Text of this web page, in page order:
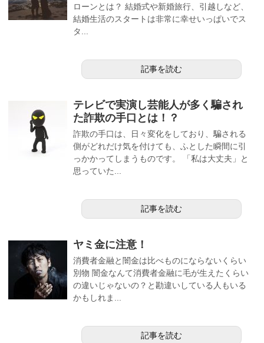
ローンとは？ 結婚式や新婚旅行、引越しなど、
結婚生活のスタートは非常に幸せいっぱいでス
タ...
記事を読む
テレビで実演し芸能人が多く騙され
た詐欺の手口とは！？
詐欺の手口は、日々変化をしており、騙される
側がどれだけ気を付けても、ふとした瞬間に引
っかかってしまうものです。 「私は大丈夫」と
思っていた...
記事を読む
ヤミ金に注意！
消費者金融と闇金は比べものにならないくらい
別物 闇金なんて消費者金融に毛が生えたくらい
の違いじゃないの？と勘違いしている人もいる
かもしれま...
記事を読む